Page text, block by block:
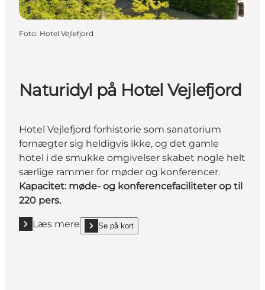
Foto: Hotel Vejlefjord
Naturidyl på Hotel Vejlefjord
Hotel Vejlefjord forhistorie som sanatorium
fornægter sig heldigvis ikke, og det gamle
hotel i de smukke omgivelser skabet nogle helt
særlige rammer for møder og konferencer.
Kapacitet: møde- og konferencefaciliteter op til
220 pers.
Læs mere
Læs mere "Naturidyl på Hotel Vejlefjord "
Se på kort